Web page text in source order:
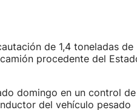
de 1,4 toneladas de
procedente del
domingo en un control de
del vehículo pesado